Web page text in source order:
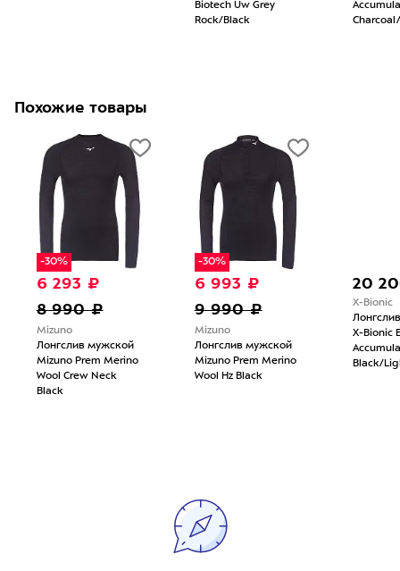
Biotech Uw Grey
Rock/Black
Похожие товары
-30%
6 293 ₽
8 990 ₽
Mizuno
Лонгслив мужской
Mizuno Prem Merino
Wool Crew Neck
Black
-30%
6 993 ₽
9 990 ₽
Mizuno
Лонгслив мужской
Mizuno Prem Merino
Wool Hz Black
20
X-Bionic
X-Bionic
Black/